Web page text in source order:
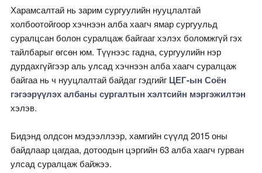
Харамсалтай нь зарим сургуулийн нууцлалтай
холбоотойгоор хэчнээн алба хаагч ямар сургуульд
суралцсан болон суралцаж байгааг хэлэх боломжгүй гэх
тайлбарыг өгсөн юм. Түүнээс гадна, сургуулийн нэр
дурдахгүйгээр аль улсад хэчнээн алба хаагч суралцаж
байгаа нь ч нууцлалтай байдаг гэдгийг ЦЕГ-ын Соён
гэгээрүүлэх албаны сургалтын хэлтсийн мэргэжилтэн
хэлэв.
Бидэнд олдсон мэдээллээр, хамгийн сүүлд 2015 оны
байдлаар цагдаа, дотоодын цэргийн 63 алба хаагч гурван
улсад суралцаж байжээ.